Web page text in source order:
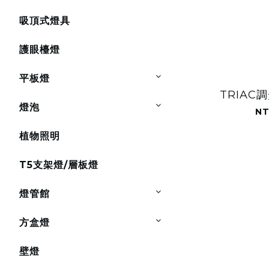
吸頂式燈具
護眼檯燈
平板燈
燈泡
植物照明
T5支架燈/層板燈
燈管館
方盒燈
壁燈
TRIAC